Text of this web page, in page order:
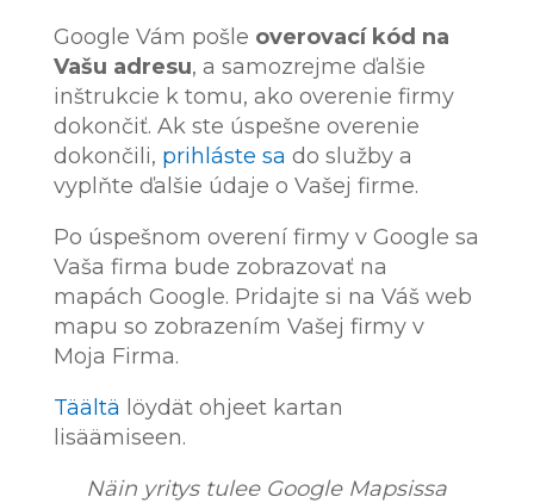
Google Vám pošle overovací kód na
Vašu adresu, a samozrejme ďalšie
inštrukcie k tomu, ako overenie firmy
dokončiť. Ak ste úspešne overenie
dokončili, prihláste sa do služby a
vyplňte ďalšie údaje o Vašej firme.
Po úspešnom overení firmy v Google sa
Vaša firma bude zobrazovať na
mapách Google. Pridajte si na Váš web
mapu so zobrazením Vašej firmy v
Moja Firma.
Täältä löydät ohjeet kartan
lisäämiseen.
Näin yritys tulee Google Mapsissa